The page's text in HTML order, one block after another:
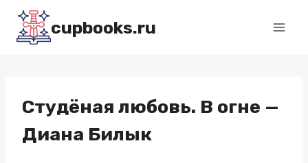
Перейти
содержимому
cupbooks.ru
Студёная любовь. В огне —
Диана Билык